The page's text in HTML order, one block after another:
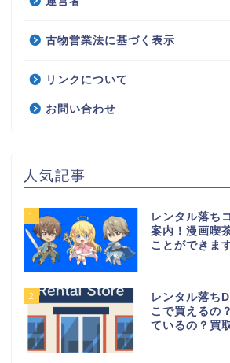
古物営業法に基づく表示
リンクについて
お問い合わせ
人気記事
1
レンタル落ち
案内！漫画喫
ことができま
2
レンタル落ち
こで買えるの
ているの？買